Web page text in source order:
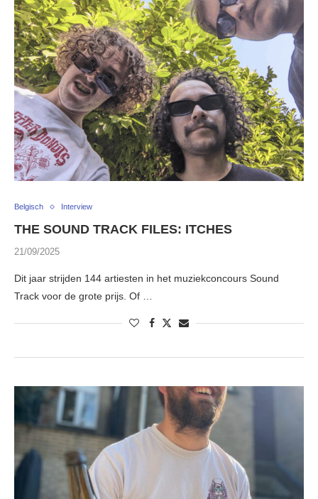
Belgisch Interview
THE SOUND TRACK FILES: ITCHES
21/09/2025
Dit jaar strijden 144 artiesten in het muziekconcours Sound
Track voor de grote prijs. Of …